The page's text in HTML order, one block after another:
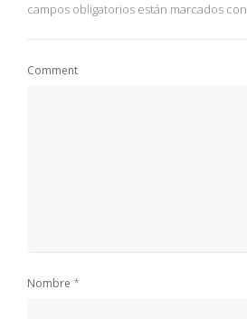
campos obligatorios están marcados con
Comment
Nombre *